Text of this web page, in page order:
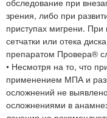
обследование при
зрения, либо при
приступах мигрени.
сетчатки или отека
препаратом Провера®
• Несмотря на то, что
применением МПА и
осложнений не
осложнениями в